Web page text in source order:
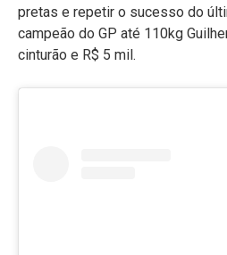
pretas e repetir o sucesso do
campeão do GP até 110kg
cinturão e R$ 5 mil.